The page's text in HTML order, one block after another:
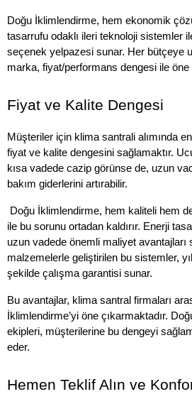
Doğu İklimlendirme, hem ekonomik
tasarrufu odaklı ileri teknoloji sistemler
seçenek yelpazesi sunar. Her bütçeye
marka, fiyat/performans dengesi ile öne
Fiyat ve Kalite Dengesi
Müşteriler için klima santrali alımında
fiyat ve kalite dengesini sağlamaktır.
kısa vadede cazip görünse de, uzun
bakım giderlerini artırabilir.
Doğu İklimlendirme, hem kaliteli hem
ile bu sorunu ortadan kaldırır. Enerji
uzun vadede önemli maliyet avantajları
malzemelerle geliştirilen bu sistemler,
şekilde çalışma garantisi sunar.
Bu avantajlar, klima santral firmaları
İklimlendirme’yi öne çıkarmaktadır.
ekipleri, müşterilerine bu dengeyi
eder.
Hemen Teklif Alın ve